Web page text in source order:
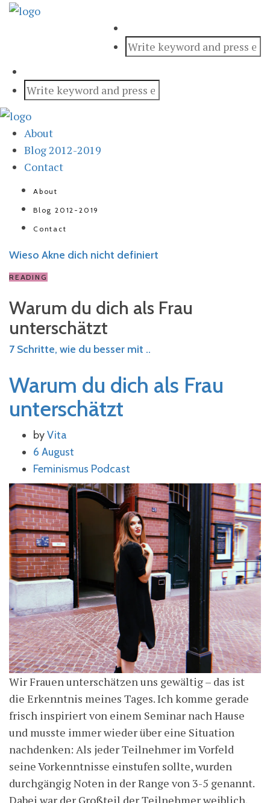
About
Blog 2012-2019
Contact
About
Blog 2012-2019
Contact
Wieso Akne dich nicht definiert
READING
Warum du dich als Frau
unterschätzt
7 Schritte, wie du besser mit ..
Warum du dich als Frau
unterschätzt
byVita
6 August
Feminismus Podcast
Wir Frauen unterschätzen uns gewältig – das ist
die Erkenntnis meines Tages. Ich komme gerade
frisch inspiriert von einem Seminar nach Hause
und musste immer wieder über eine Situation
nachdenken: Als jeder Teilnehmer im Vorfeld
seine Vorkenntnisse einstufen sollte, wurden
durchgängig Noten in der Range von 3-5 genannt.
Dabei war der Großteil der Teilnehmer weiblich.